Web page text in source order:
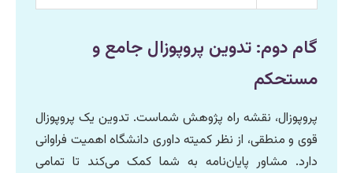
گام دوم: تدوین پروپوزال جامع و
مستحکم
پروپوزال، نقشه راه پژوهش شماست. تدوین یک پروپوزال
قوی و منطقی، از نظر کمیته داوری دانشگاه اهمیت فراوانی
دارد. مشاور پایان‌نامه به شما کمک می‌کند تا تمامی